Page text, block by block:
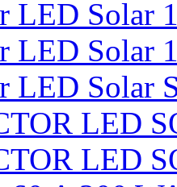
LED Solar
LED Solar
LED Solar
LED
LED